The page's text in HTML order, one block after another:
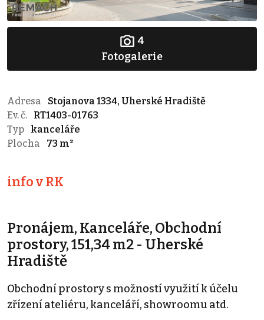
4
Fotogalerie
Adresa
Stojanova 1334, Uherské Hradiště
Ev. č.
RT1403-01763
Typ
kanceláře
Plocha
73 m²
info v RK
Pronájem, Kanceláře, Obchodní
prostory, 151,34 m2 - Uherské
Hradiště
Obchodní prostory s možností využití k účelu
zřízení ateliéru, kanceláří, showroomu atd.